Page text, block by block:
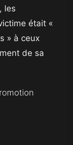
les
était «
» à ceux
de sa